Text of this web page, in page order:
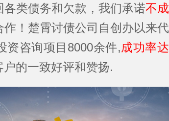
类债务和欠款，我们承诺不成
作！楚霄讨债公司自创办以来代
资咨询项目8000余件,成功率达
户的一致好评和赞扬.